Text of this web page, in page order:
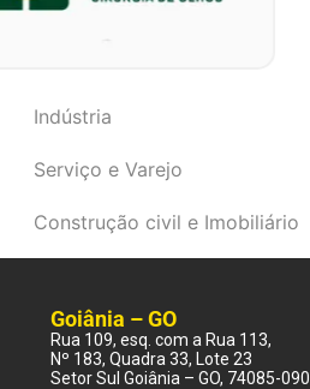
Indústria
Serviço e Varejo
Construção civil e Imobiliário
Goiânia – GO
Rua 109, esq. com a Rua 113,
Nº 183, Quadra 33, Lote 23
Setor Sul Goiânia – GO, 74085-090